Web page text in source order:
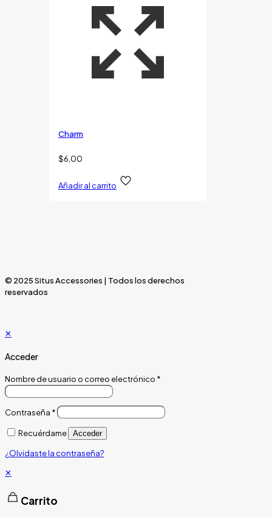
Charm
$6,00
Añadir al carrito
© 2025 Situs Accessories | Todos los derechos
reservados
✕
Acceder
Nombre de usuario o correo electrónico *
Contraseña *
Recuérdame Acceder
¿Olvidaste la contraseña?
✕
Carrito